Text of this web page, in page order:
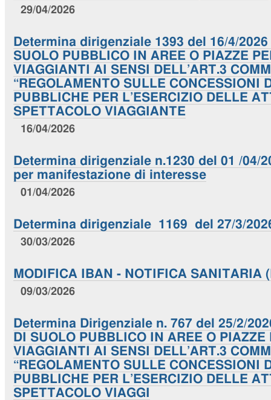
29/04/2026
Determina dirigenziale 1393 del 16/4/2026
SUOLO PUBBLICO IN AREE O PIAZZE
VIAGGIANTI AI SENSI DELL’ART.3
“REGOLAMENTO SULLE CONCESSIONI
PUBBLICHE PER L’ESERCIZIO DELLE
SPETTACOLO VIAGGIANTE
16/04/2026
Determina dirigenziale n.1230 del 01 /04/
per manifestazione di interesse
01/04/2026
Determina dirigenziale 1169 del 27/3/
30/03/2026
MODIFICA IBAN - NOTIFICA SANITARIA
09/03/2026
Determina Dirigenziale n. 767 del 25/2/
DI SUOLO PUBBLICO IN AREE O PIAZZE
VIAGGIANTI AI SENSI DELL’ART.3
“REGOLAMENTO SULLE CONCESSIONI
PUBBLICHE PER L’ESERCIZIO DELLE
SPETTACOLO VIAGGI